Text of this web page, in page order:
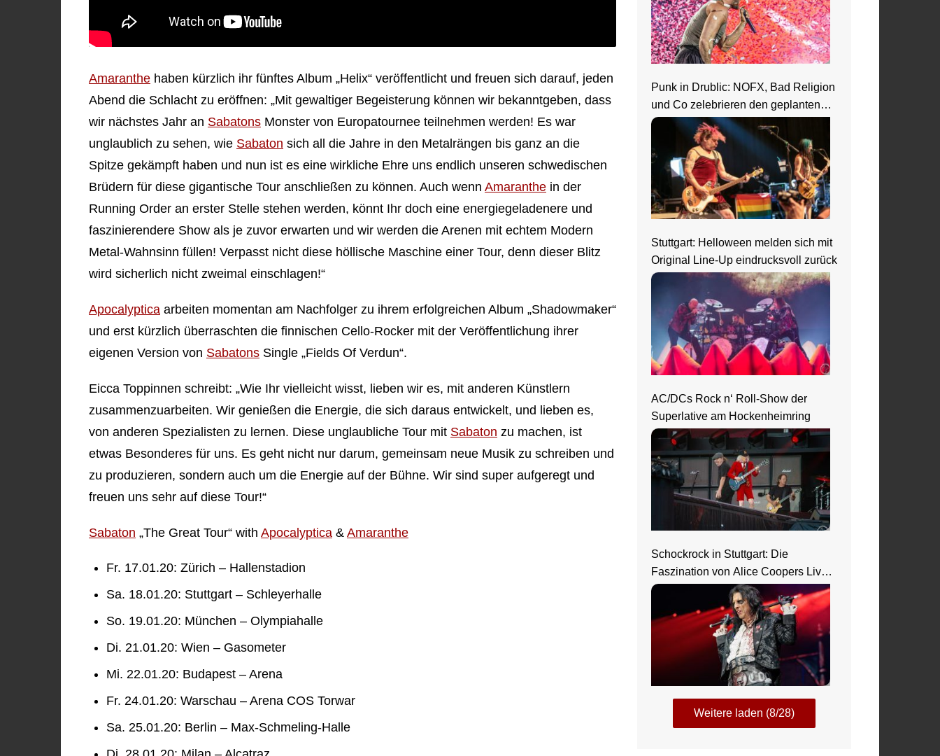
Amaranthe haben kürzlich ihr fünftes Album „Helix“ veröffentlicht und freuen sich darauf, jeden
Abend die Schlacht zu eröffnen: „Mit gewaltiger Begeisterung können wir bekanntgeben, dass
wir nächstes Jahr an Sabatons Monster von Europatournee teilnehmen werden! Es war
unglaublich zu sehen, wie Sabaton sich all die Jahre in den Metalrängen bis ganz an die
Spitze gekämpft haben und nun ist es eine wirkliche Ehre uns endlich unseren schwedischen
Brüdern für diese gigantische Tour anschließen zu können. Auch wenn Amaranthe in der
Running Order an erster Stelle stehen werden, könnt Ihr doch eine energiegeladenere und
faszinierendere Show als je zuvor erwarten und wir werden die Arenen mit echtem Modern
Metal-Wahnsinn füllen! Verpasst nicht diese höllische Maschine einer Tour, denn dieser Blitz
wird sicherlich nicht zweimal einschlagen!“
Apocalyptica arbeiten momentan am Nachfolger zu ihrem erfolgreichen Album „Shadowmaker“
und erst kürzlich überraschten die finnischen Cello-Rocker mit der Veröffentlichung ihrer
eigenen Version von Sabatons Single „Fields Of Verdun“.
Eicca Toppinnen schreibt: „Wie Ihr vielleicht wisst, lieben wir es, mit anderen Künstlern
zusammenzuarbeiten. Wir genießen die Energie, die sich daraus entwickelt, und lieben es,
von anderen Spezialisten zu lernen. Diese unglaubliche Tour mit Sabaton zu machen, ist
etwas Besonderes für uns. Es geht nicht nur darum, gemeinsam neue Musik zu schreiben und
zu produzieren, sondern auch um die Energie auf der Bühne. Wir sind super aufgeregt und
freuen uns sehr auf diese Tour!“
Sabaton „The Great Tour“ with Apocalyptica & Amaranthe
Fr. 17.01.20: Zürich – Hallenstadion
Sa. 18.01.20: Stuttgart – Schleyerhalle
So. 19.01.20: München – Olympiahalle
Di. 21.01.20: Wien – Gasometer
Mi. 22.01.20: Budapest – Arena
Fr. 24.01.20: Warschau – Arena COS Torwar
Sa. 25.01.20: Berlin – Max-Schmeling-Halle
Punk in Drublic: NOFX, Bad Religion
und Co zelebrieren den geplanten
Ausnahmezustand
Stuttgart: Helloween melden sich mit
Original Line-Up eindrucksvoll zurück
AC/DCs Rock n‘ Roll-Show der
Superlative am Hockenheimring
Schockrock in Stuttgart: Die
Faszination von Alice Coopers Live-
Show
Weitere laden (8/28)